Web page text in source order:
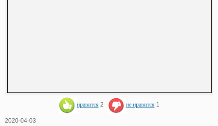
нравится 2 не нравится 1
2020-04-03